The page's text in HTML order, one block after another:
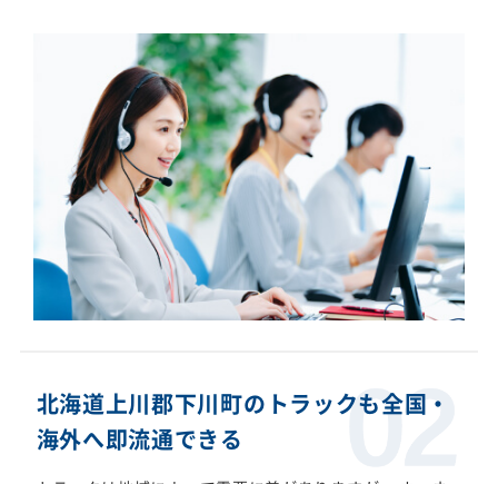
北海道上川郡下川町のトラックも全国・
海外へ即流通できる